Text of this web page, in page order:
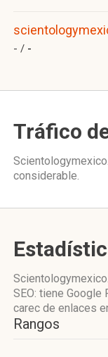
- / -
Tráfico
considerable.
SEO: tiene Google
carec de enlaces
Rangos